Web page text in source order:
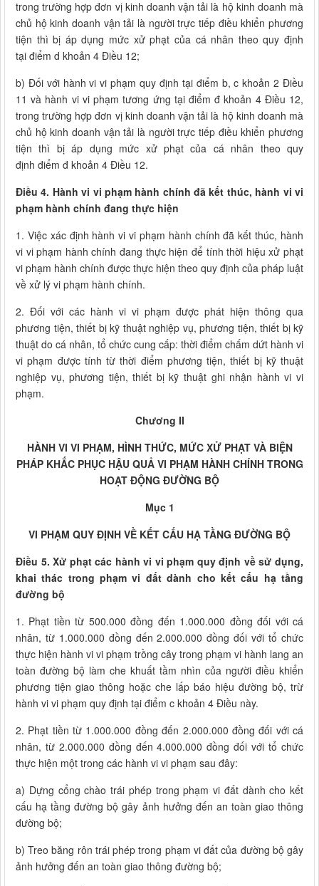
trong trường hợp đơn vị kinh doanh vận tải là hộ kinh doanh mà
chủ hộ kinh doanh vận tải là người trực tiếp điều khiển phương
tiện thì bị áp dụng mức xử phạt của cá nhân theo quy định
tại điểm d khoản 4 Điều 12;
b) Đối với hành vi vi phạm quy định tại điểm b, c khoản 2 Điều
11 và hành vi vi phạm tương ứng tại điểm đ khoản 4 Điều 12,
trong trường hợp đơn vị kinh doanh vận tải là hộ kinh doanh mà
chủ hộ kinh doanh vận tải là người trực tiếp điều khiển phương
tiện thì bị áp dụng mức xử phạt của cá nhân theo quy
định điểm đ khoản 4 Điều 12.
Điều 4. Hành vi vi phạm hành chính đã kết thúc, hành vi vi
phạm hành chính đang thực hiện
1. Việc xác định hành vi vi phạm hành chính đã kết thúc, hành
vi vi phạm hành chính đang thực hiện để tính thời hiệu xử phạt
vi phạm hành chính được thực hiện theo quy định của pháp luật
về xử lý vi phạm hành chính.
2. Đối với các hành vi vi phạm được phát hiện thông qua
phương tiện, thiết bị kỹ thuật nghiệp vụ, phương tiện, thiết bị kỹ
thuật do cá nhân, tổ chức cung cấp: thời điểm chấm dứt hành vi
vi phạm được tính từ thời điểm phương tiện, thiết bị kỹ thuật
nghiệp vụ, phương tiện, thiết bị kỹ thuật ghi nhận hành vi vi
phạm.
Chương II
HÀNH VI VI PHẠM, HÌNH THỨC, MỨC XỬ PHẠT VÀ BIỆN
PHÁP KHẮC PHỤC HẬU QUẢ VI PHẠM HÀNH CHÍNH TRONG
HOẠT ĐỘNG ĐƯỜNG BỘ
Mục 1
VI PHẠM QUY ĐỊNH VỀ KẾT CẤU HẠ TẦNG ĐƯỜNG BỘ
Điều 5. Xử phạt các hành vi vi phạm quy định về sử dụng,
khai thác trong phạm vi đất dành cho kết cấu hạ tầng
đường bộ
1. Phạt tiền từ 500.000 đồng đến 1.000.000 đồng đối với cá
nhân, từ 1.000.000 đồng đến 2.000.000 đồng đối với tổ chức
thực hiện hành vi vi phạm trồng cây trong phạm vi hành lang an
toàn đường bộ làm che khuất tầm nhìn của người điều khiển
phương tiện giao thông hoặc che lấp báo hiệu đường bộ, trừ
hành vi vi phạm quy định tại điểm c khoản 4 Điều này.
2. Phạt tiền từ 1.000.000 đồng đến 2.000.000 đồng đối với cá
nhân, từ 2.000.000 đồng đến 4.000.000 đồng đối với tổ chức
thực hiện một trong các hành vi vi phạm sau đây:
a) Dựng cổng chào trái phép trong phạm vi đất dành cho kết
cấu hạ tầng đường bộ gây ảnh hưởng đến an toàn giao thông
đường bộ;
b) Treo băng rôn trái phép trong phạm vi đất của đường bộ gây
ảnh hưởng đến an toàn giao thông đường bộ;